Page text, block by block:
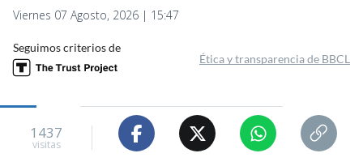
Viernes 07 Agosto, 2026 | 15:47
Seguimos criterios de
Ética y transparencia de BBCL
1437
visitas